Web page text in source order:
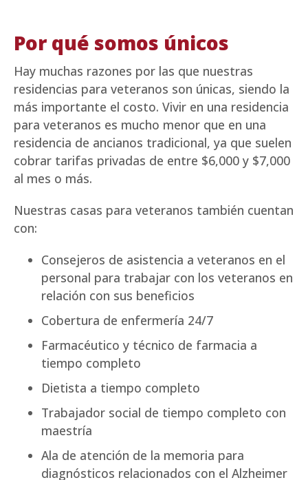
Por qué somos únicos
Hay muchas razones por las que nuestras
residencias para veteranos son únicas, siendo la
más importante el costo. Vivir en una residencia
para veteranos es mucho menor que en una
residencia de ancianos tradicional, ya que suelen
cobrar tarifas privadas de entre $6,000 y $7,000
al mes o más.
Nuestras casas para veteranos también cuentan
con:
Consejeros de asistencia a veteranos en el
personal para trabajar con los veteranos en
relación con sus beneficios
Cobertura de enfermería 24/7
Farmacéutico y técnico de farmacia a
tiempo completo
Dietista a tiempo completo
Trabajador social de tiempo completo con
maestría
Ala de atención de la memoria para
diagnósticos relacionados con el Alzheimer